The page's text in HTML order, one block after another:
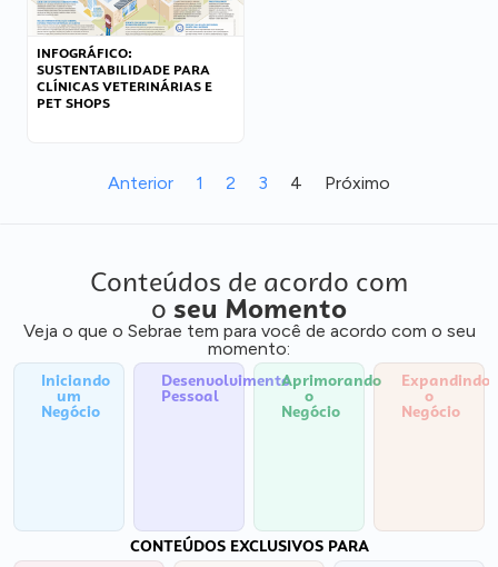
INFOGRÁFICO:
SUSTENTABILIDADE PARA
CLÍNICAS VETERINÁRIAS E
PET SHOPS
Anterior 1 2 3 4 Próximo
Conteúdos de acordo com
o seu Momento
Veja o que o Sebrae tem para você de acordo com o seu
momento:
Iniciando
um
Negócio
Desenvolvimento
Pessoal
Aprimorando
o
Negócio
Expandindo
o
Negócio
CONTEÚDOS EXCLUSIVOS PARA